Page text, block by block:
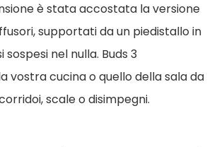
è stata accostata la versione
supportati da un piedistallo in
nel nulla. Buds 3
vostra cucina o quello della sala da
scale o disimpegni.